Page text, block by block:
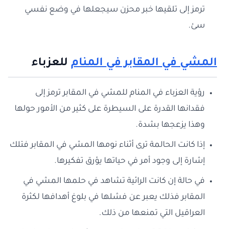
ترمز إلى تلقيها خبر محزن سيجعلها في وضع نفسي
سئ.
المشي في المقابر في المنام للعزباء
رؤية العزباء في المنام للمشي في المقابر ترمز إلى
فقدانها القدرة على السيطرة على كثير من الأمور حولها
وهذا يزعجها بشدة.
إذا كانت الحالمة ترى أثناء نومها المشي في المقابر فتلك
إشارة إلى وجود أمر في حياتها يؤرق تفكيرها.
في حالة إن كانت الرائية تشاهد في حلمها المشي في
المقابر فذلك يعبر عن فشلها في بلوغ أهدافها لكثرة
العراقيل التي تمنعها من ذلك.